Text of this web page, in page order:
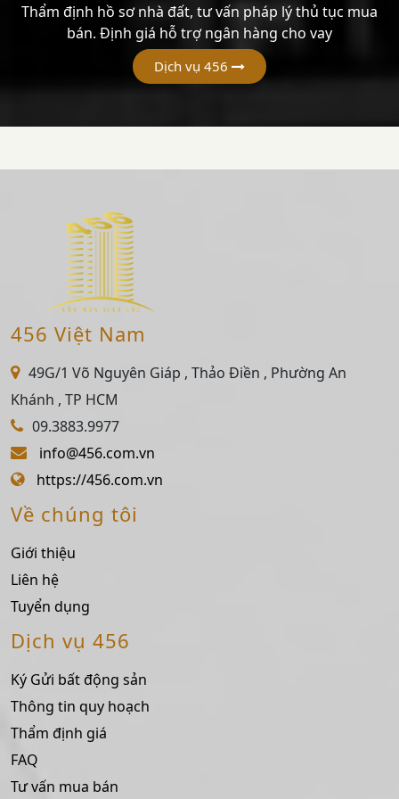
Thẩm định hồ sơ nhà đất, tư vấn pháp lý thủ tục mua
bán. Định giá hỗ trợ ngân hàng cho vay
Dịch vụ 456
456 Việt Nam
49G/1 Võ Nguyên Giáp , Thảo Điền , Phường An
Khánh , TP HCM
09.3883.9977
info@456.com.vn
https://456.com.vn
Về chúng tôi
Giới thiệu
Liên hệ
Tuyển dụng
Dịch vụ 456
Ký Gửi bất động sản
Thông tin quy hoạch
Thẩm định giá
FAQ
Tư vấn mua bán